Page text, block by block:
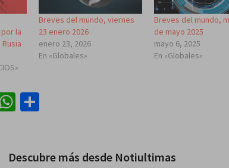
la
Breves del mundo, viernes
23 enero 2026
enero 23, 2026
En «Globales»
Breves del mundo,
de mayo 2025
mayo 6, 2025
En «Globales»
WhatsApp
Descubre más desde Notiultimas